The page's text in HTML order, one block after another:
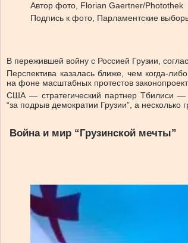
Автор фото, Florian Gaertner/Photothek
Подпись к фото, Парламентские
В пережившей войну с Россией Грузии,
Перспектива казалась ближе, чем когда-
на фоне масштабных протестов
США — стратегический партнер Тбилиси —
“за подрыв демократии Грузии”, а
Война и мир “Грузинской мечты”